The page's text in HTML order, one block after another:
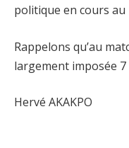
politique en cours au
Rappelons qu’au
largement imposée 7
Hervé AKAKPO